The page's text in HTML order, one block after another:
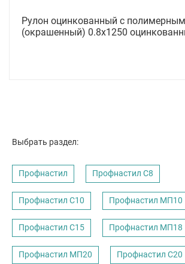
Рулон оцинкованный с
(окрашенный) 0.8x1250
Выбрать раздел:
Профнастил Профнастил C8
Профнастил С10 Профнастил МП10
Профнастил С15 Профнастил МП18
Профнастил МП20 Профнастил С20